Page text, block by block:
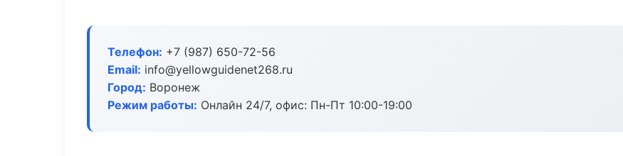
Телефон: +7 (987) 650-72-56
Email: info@yellowguidenet268.ru
Город: Воронеж
Режим работы: Онлайн 24/7, офис: Пн-Пт 10:00-19:00